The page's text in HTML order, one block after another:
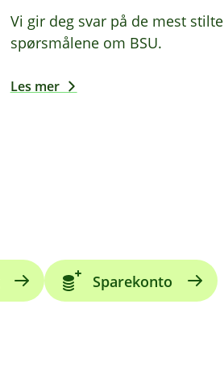
Vi gir deg svar på de mest stilte
spørsmålene om BSU.
Les mer
Sparekonto